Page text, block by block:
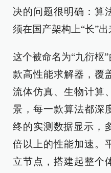
决的问题很明确：算
须在国产架构上“长”出
这个被命名为“九衍枢
款高性能求解器，覆
流体仿真、生物计算
景，每一款算法都深
终的实测数据显示，
倍以上的性能加速。
立节点，搭建起整个